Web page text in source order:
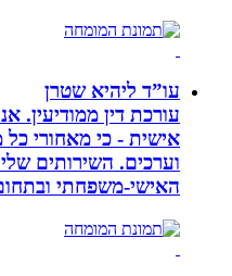
עו”ד ליהיא שטרן
עורכת דין ממודיעין. אני
אישית - כי מאחורי כל
וערכים. השירותים שלי:
האישי-משפחתי ובתחום